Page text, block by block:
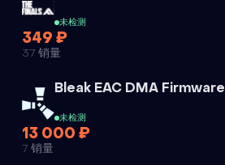
未检测
349 ₽
37 销量
Bleak EAC DMA Firmware
未检测
13 000 ₽
7 销量